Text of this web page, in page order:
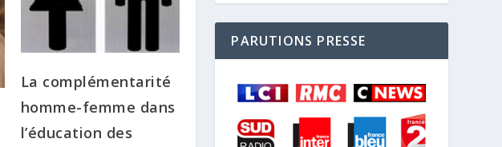
La complémentarité
homme-femme dans
l’éducation des
PARUTIONS PRESSE